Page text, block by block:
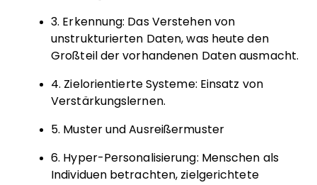
3. Erkennung: Das Verstehen von
unstrukturierten Daten, was heute den
Großteil der vorhandenen Daten ausmacht.
4. Zielorientierte Systeme: Einsatz von
Verstärkungslernen.
5. Muster und Ausreißermuster
6. Hyper-Personalisierung: Menschen als
Individuen betrachten, zielgerichtete